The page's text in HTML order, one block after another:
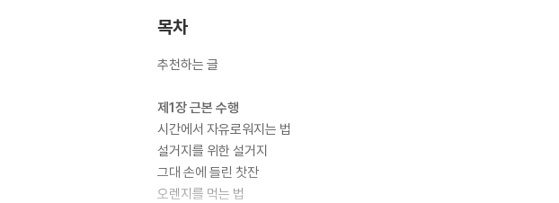
목차
추천하는 글
제1장 근본 수행
시간에서 자유로워지는 법
설거지를 위한 설거지
그대 손에 들린 찻잔
오렌지를 먹는 법